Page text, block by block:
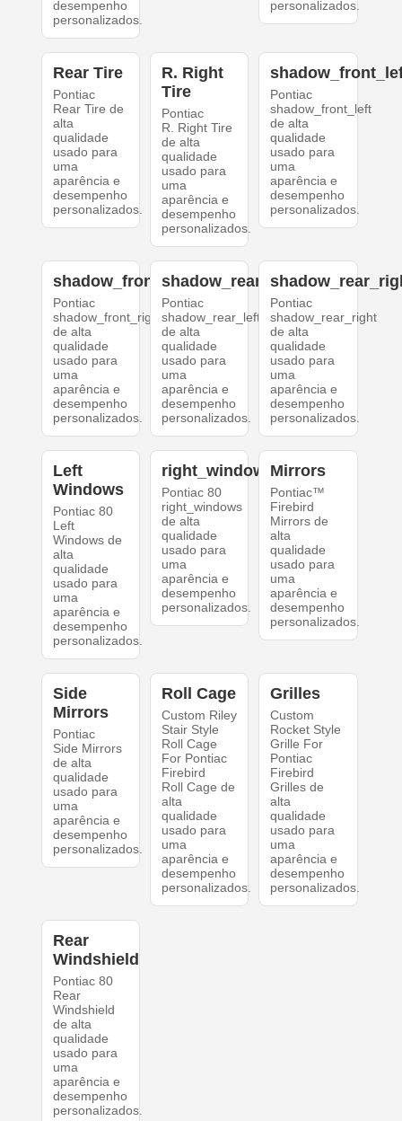
desempenho
personalizados.
personalizados.
Rear Tire
Pontiac
Rear Tire de
alta
qualidade
usado para
uma
aparência e
desempenho
personalizados.
R. Right
Tire
Pontiac
R. Right Tire
de alta
qualidade
usado para
uma
aparência e
desempenho
personalizados.
Pontiac
shadow_front_left
de alta
qualidade
usado para
uma
aparência e
desempenho
personalizados.
shadow_front_right
Pontiac
shadow_front_right
de alta
qualidade
usado para
uma
aparência e
desempenho
personalizados.
shadow_rear_left
Pontiac
shadow_rear_left
de alta
qualidade
usado para
uma
aparência e
desempenho
personalizados.
Pontiac
shadow_rear_right
de alta
qualidade
usado para
uma
aparência e
desempenho
personalizados.
Left
Windows
Pontiac 80
Left
Windows de
alta
qualidade
usado para
uma
aparência e
desempenho
personalizados.
right_windows
Pontiac 80
right_windows
de alta
qualidade
usado para
uma
aparência e
desempenho
personalizados.
Mirrors
Pontiac™
Firebird
Mirrors de
alta
qualidade
usado para
uma
aparência e
desempenho
personalizados.
Side
Mirrors
Pontiac
Side Mirrors
de alta
qualidade
usado para
uma
aparência e
desempenho
personalizados.
Roll Cage
Custom Riley
Stair Style
Roll Cage
For Pontiac
Firebird
Roll Cage de
alta
qualidade
usado para
uma
aparência e
desempenho
personalizados.
Grilles
Custom
Rocket Style
Grille For
Pontiac
Firebird
Grilles de
alta
qualidade
usado para
uma
aparência e
desempenho
personalizados.
Rear
Windshield
Pontiac 80
Rear
Windshield
de alta
qualidade
usado para
uma
aparência e
desempenho
personalizados.